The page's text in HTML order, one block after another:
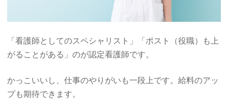
「看護師としてのスペシャリスト」「ポスト（役職）も上
がることがある」のが認定看護師です。
かっこいいし、仕事のやりがいも一段上です。給料のアッ
プも期待できます。